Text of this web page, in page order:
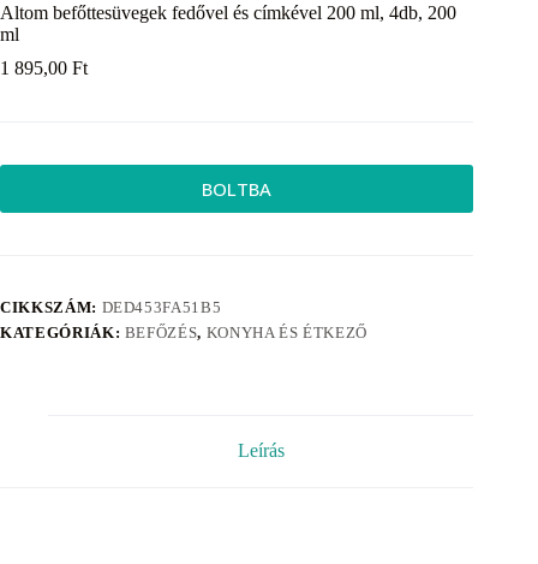
Altom befőttesüvegek fedővel és címkével 200 ml, 4db, 200
ml
1 895,00 Ft
BOLTBA
CIKKSZÁM: DED453FA51B5
KATEGÓRIÁK: BEFŐZÉS, KONYHA ÉS ÉTKEZŐ
Leírás